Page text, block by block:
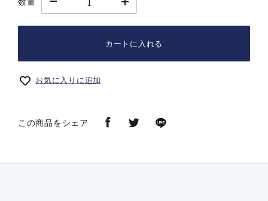
カートに入れる
お気に入りに追加
この商品をシェア